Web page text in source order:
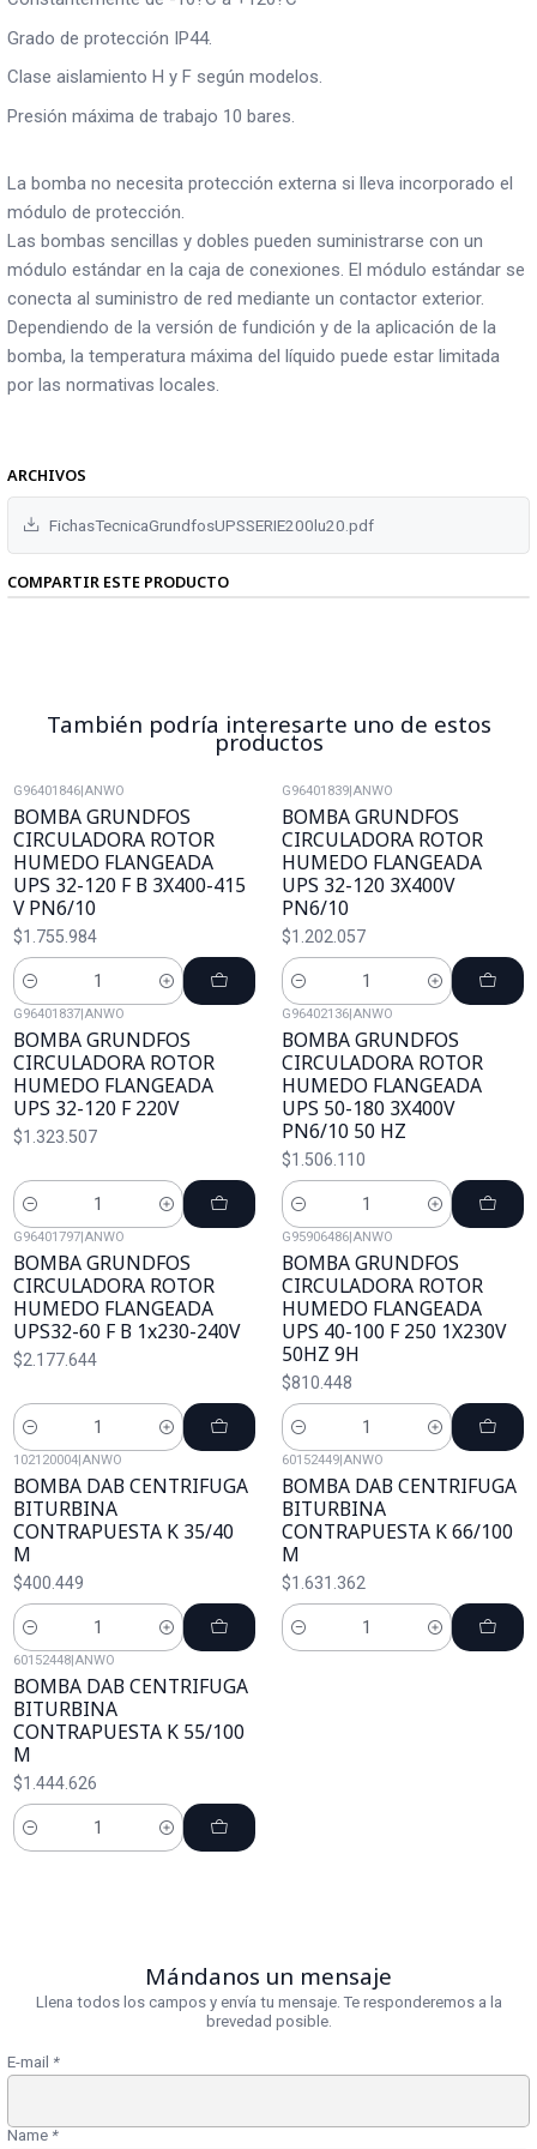
Grado de protección IP44.
Clase aislamiento H y F según modelos.
Presión máxima de trabajo 10 bares.
La bomba no necesita protección externa si lleva incorporado el
módulo de protección.
Las bombas sencillas y dobles pueden suministrarse con un
módulo estándar en la caja de conexiones. El módulo estándar se
conecta al suministro de red mediante un contactor exterior.
Dependiendo de la versión de fundición y de la aplicación de la
bomba, la temperatura máxima del líquido puede estar limitada
por las normativas locales.
ARCHIVOS
FichasTecnicaGrundfosUPSSERIE200lu20.pdf
COMPARTIR ESTE PRODUCTO
También podría interesarte uno de estos
productos
G96401846|ANWO
BOMBA GRUNDFOS
CIRCULADORA ROTOR
HUMEDO FLANGEADA
UPS 32-120 F B 3X400-415
V PN6/10
$1.755.984
Cantidad
G96401839|ANWO
BOMBA GRUNDFOS
CIRCULADORA ROTOR
HUMEDO FLANGEADA
UPS 32-120 3X400V
PN6/10
$1.202.057
Cantidad
G96401837|ANWO
BOMBA GRUNDFOS
CIRCULADORA ROTOR
HUMEDO FLANGEADA
UPS 32-120 F 220V
$1.323.507
Cantidad
G96402136|ANWO
BOMBA GRUNDFOS
CIRCULADORA ROTOR
HUMEDO FLANGEADA
UPS 50-180 3X400V
PN6/10 50 HZ
$1.506.110
Cantidad
G96401797|ANWO
BOMBA GRUNDFOS
CIRCULADORA ROTOR
HUMEDO FLANGEADA
UPS32-60 F B 1x230-240V
$2.177.644
Cantidad
G95906486|ANWO
BOMBA GRUNDFOS
CIRCULADORA ROTOR
HUMEDO FLANGEADA
UPS 40-100 F 250 1X230V
50HZ 9H
$810.448
Cantidad
102120004|ANWO
BOMBA DAB CENTRIFUGA
BITURBINA
CONTRAPUESTA K 35/40
M
$400.449
Cantidad
60152449|ANWO
BOMBA DAB CENTRIFUGA
BITURBINA
CONTRAPUESTA K 66/100
M
$1.631.362
Cantidad
60152448|ANWO
BOMBA DAB CENTRIFUGA
BITURBINA
CONTRAPUESTA K 55/100
M
$1.444.626
Cantidad
Mándanos un mensaje
Llena todos los campos y envía tu mensaje. Te responderemos a la
brevedad posible.
E-mail *
Name *